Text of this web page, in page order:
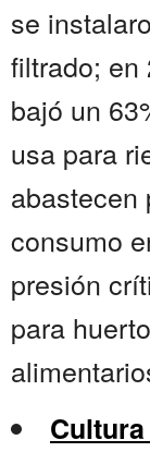
se
filtrado; en
bajó un
usa para
abastecen
consumo
presión
para